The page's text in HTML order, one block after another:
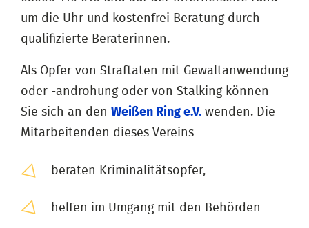
um die Uhr und kostenfrei Beratung durch
qualifizierte Beraterinnen.
Als Opfer von Straftaten mit Gewaltanwendung
oder -androhung oder von Stalking können
Sie sich an den Weißen Ring e.V. wenden. Die
Mitarbeitenden dieses Vereins
beraten Kriminalitätsopfer,
helfen im Umgang mit den Behörden